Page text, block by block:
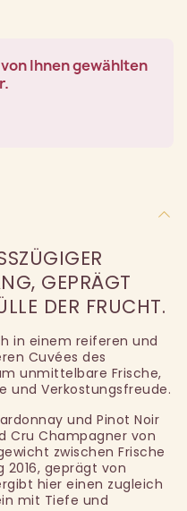
Ihnen gewählten
G
GEPRÄGT V
DER FRUCHT.
in einem reiferen und
Cuvées des
unmittelbare Frische,
und Verkostungsfreude.
und Pinot Noir
Cru Champagner von
zwischen Frische
2016, geprägt von
hier einen zugleich
mit Tiefe und